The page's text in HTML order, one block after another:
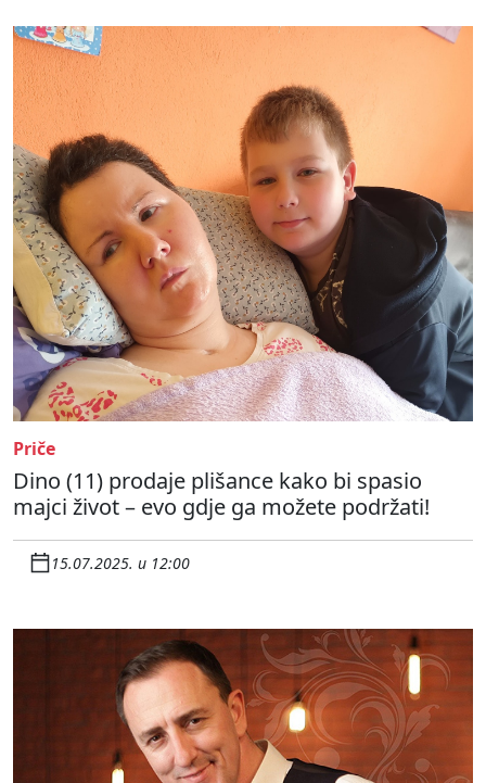
Priče
Dino (11) prodaje plišance kako bi spasio
majci život – evo gdje ga možete podržati!
15.07.2025. u 12:00